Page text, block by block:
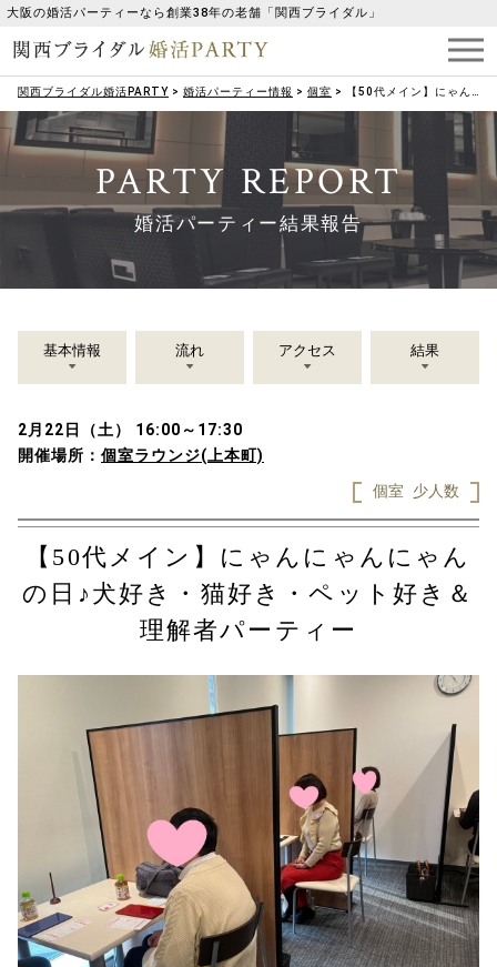
大阪の婚活パーティーなら創業38年の老舗「関西ブライダル」
関西ブライダル婚活PARTY > 婚活パーティー情報 > 個室 > 【50代メイン】にゃんにゃんにゃんの日♪犬好き・猫好き・ペット好き＆理解者パーティー
PARTY REPORT
婚活パーティー結果報告
基本情報 流れ アクセス 結果
2月22日（土） 16:00～17:30
開催場所： 個室ラウンジ(上本町)
個室
少人数
【50代メイン】にゃんにゃんにゃん
の日♪犬好き・猫好き・ペット好き＆
理解者パーティー